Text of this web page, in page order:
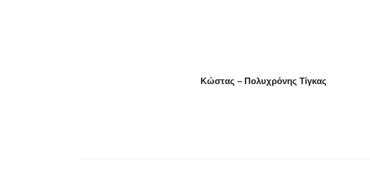
Κώστας – Πολυχρόνης Τίγκας